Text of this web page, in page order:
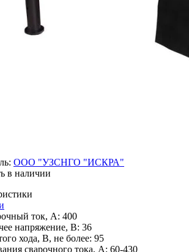
ООО "УЗСНГО "ИСКРА"
в наличии
ток, А: 400
напряжение, В: 36
хода, В, не более: 95
сварочного тока, А: 60-430